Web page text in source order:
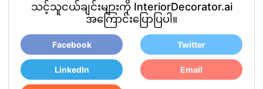
သင့်သူငယ်ချင်းများကို InteriorDecorator.ai
အကြောင်းပြောပြပါ။
Facebook Twitter
LinkedIn Email